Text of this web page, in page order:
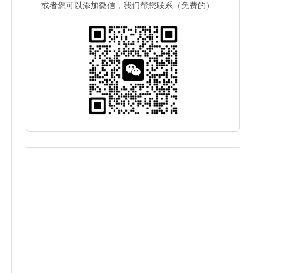
或者您可以添加微信，我们帮您联系（免费的）